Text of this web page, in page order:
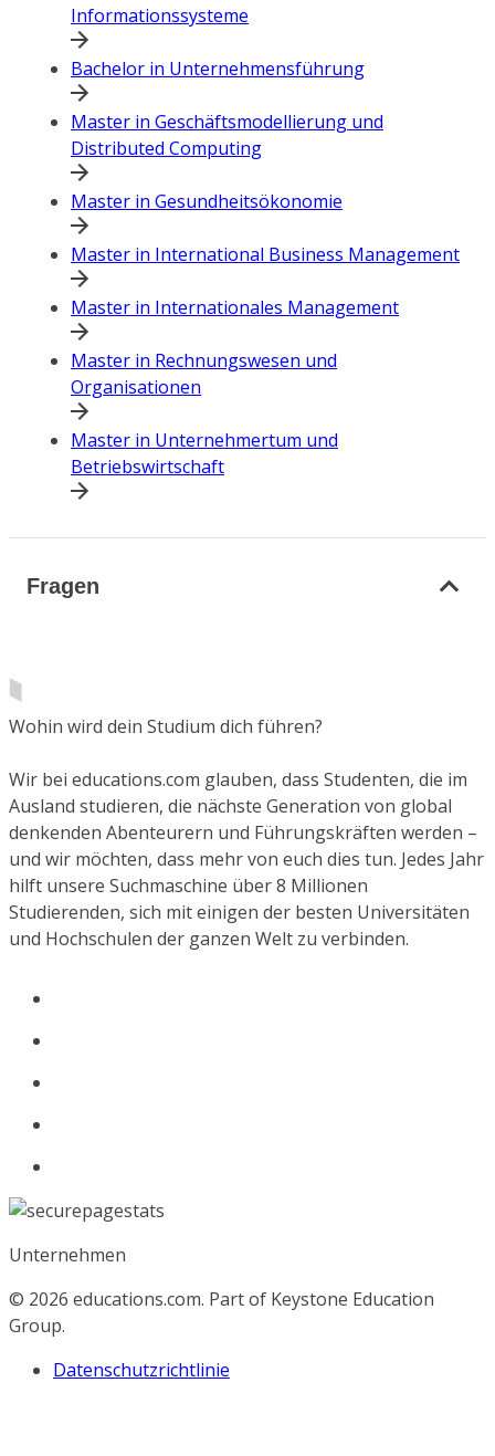
Informationssysteme
Bachelor in Unternehmensführung
Master in Geschäftsmodellierung und
Distributed Computing
Master in Gesundheitsökonomie
Master in International Business Management
Master in Internationales Management
Master in Rechnungswesen und
Organisationen
Master in Unternehmertum und
Betriebswirtschaft
Fragen
Wohin wird dein Studium dich führen?
Wir bei educations.com glauben, dass Studenten, die im
Ausland studieren, die nächste Generation von global
denkenden Abenteurern und Führungskräften werden –
und wir möchten, dass mehr von euch dies tun. Jedes Jahr
hilft unsere Suchmaschine über 8 Millionen
Studierenden, sich mit einigen der besten Universitäten
und Hochschulen der ganzen Welt zu verbinden.
Unternehmen
© 2026 educations.com. Part of Keystone Education
Group.
Datenschutzrichtlinie